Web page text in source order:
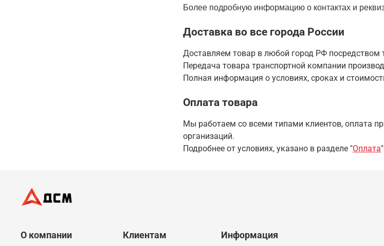
Более подробную информацию о контактах и
Доставка во все города России
Доставляем товар в любой город РФ посредством
Передача товара транспортной компании
Полная информация о условиях, сроках и
Оплата товара
Мы работаем со всеми типами клиентов, оплата
организаций.
Подробнее от условиях, указано в разделе "Оплата"
О компании Клиентам Информация